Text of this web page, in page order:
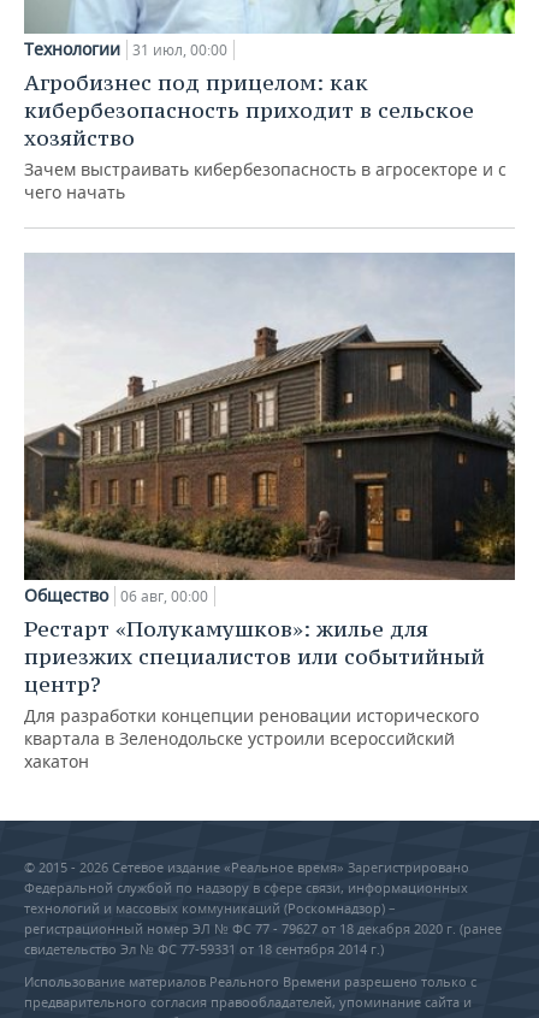
Технологии 31 июл, 00:00
Агробизнес под прицелом: как
кибербезопасность приходит в сельское
хозяйство
Зачем выстраивать кибербезопасность в агросекторе и с
чего начать
Общество 06 авг, 00:00
Рестарт «Полукамушков»: жилье для
приезжих специалистов или событийный
центр?
Для разработки концепции реновации исторического
квартала в Зеленодольске устроили всероссийский
хакатон
© 2015 - 2026 Сетевое издание «Реальное время» Зарегистрировано
Федеральной службой по надзору в сфере связи, информационных
технологий и массовых коммуникаций (Роскомнадзор) –
регистрационный номер ЭЛ № ФС 77 - 79627 от 18 декабря 2020 г. (ранее
свидетельство Эл № ФС 77-59331 от 18 сентября 2014 г.)
Использование материалов Реального Времени разрешено только с
предварительного согласия правообладателей, упоминание сайта и